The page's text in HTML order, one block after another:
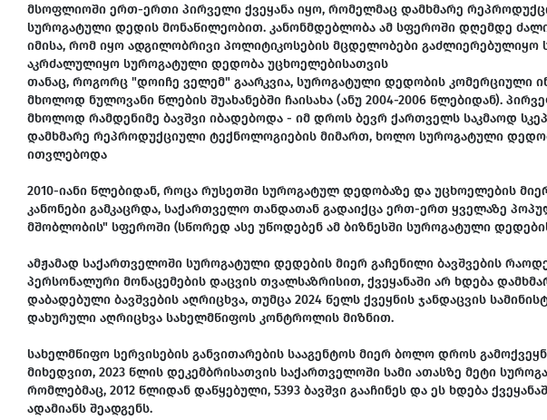
მსოფლიოში ერთ-ერთი პირველი ქვეყანა იყო, რომელმაც დამხმარე
სუროგატული დედის მონაწილეობით. კანონმდებლობა ამ სფეროში დღემდე
იმისა, რომ იყო ადგილობრივი პოლიტიკოსების მცდელობები
აკრძალულიყო სუროგატული დედობა უცხოელებისათვის
თანაც, როგორც "დოიჩე ველემ" გაარკვია, სუროგატული დედობის კომერციული
მხოლოდ ნულოვანი წლების შუახანებში ჩაისახა (ანუ 2004-2006 წლებიდან).
მხოლოდ რამდენიმე ბავშვი იბადებოდა - იმ დროს ბევრ ქართველს საკმაოდ
დამხმარე რეპროდუქციული ტექნოლოგიების მიმართ, ხოლო სუროგატული
ითვლებოდა
2010-იანი წლებიდან, როცა რუსეთში სუროგატულ დედობაზე და უცხოელების მიერ
კანონები გამკაცრდა, საქართველო თანდათან გადაიქცა ერთ-ერთ ყველაზე
მშობლობის" სფეროში (სწორედ ასე უწოდებენ ამ ბიზნესში სუროგატული
ამჟამად საქართველოში სუროგატული დედების მიერ გაჩენილი ბავშვების
პერსონალური მონაცემების დაცვის თვალსაზრისით, ქვეყანაში არ ხდება
დაბადებული ბავშვების აღრიცხვა, თუმცა 2024 წელს ქვეყნის ჯანდაცვის
დახურული აღრიცხვა სახელმწიფოს კონტროლის მიზნით.
სახელმწიფო სერვისების განვითარების სააგენტოს მიერ ბოლო დროს
მიხედვით, 2023 წლის დეკემბრისათვის საქართველოში სამი ათასზე მეტი
რომლებმაც, 2012 წლიდან დაწყებული, 5393 ბავშვი გააჩინეს და ეს ხდება
ადამიანს შეადგენს.